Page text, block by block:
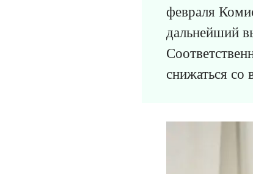
февраля
дальнейший
снижаться со